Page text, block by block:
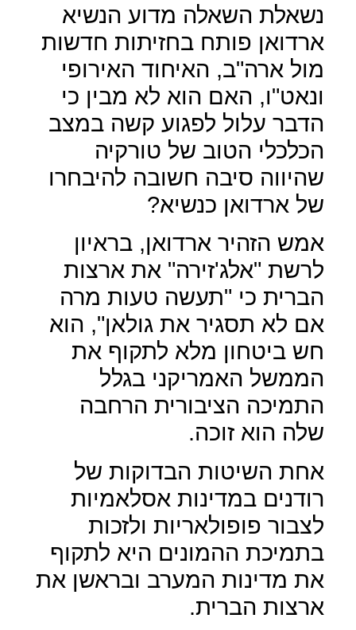
נשאלת השאלה מדוע הנשיא
ארדואן פותח בחזיתות חדשות
מול ארה"ב, האיחוד האירופי
ונאט"ו, האם הוא לא מבין כי
הדבר עלול לפגוע קשה במצב
הכלכלי הטוב של טורקיה
שהיווה סיבה חשובה להיבחרו
של ארדואן כנשיא?
אמש הזהיר ארדואן, בראיון
לרשת "אלג'זירה" את ארצות
הברית כי "תעשה טעות מרה
אם לא תסגיר את גולאן", הוא
חש ביטחון מלא לתקוף את
הממשל האמריקני בגלל
התמיכה הציבורית הרחבה
שלה הוא זוכה.
אחת השיטות הבדוקות של
רודנים במדינות אסלאמיות
לצבור פופולאריות ולזכות
בתמיכת ההמונים היא לתקוף
את מדינות המערב ובראשן את
ארצות הברית.